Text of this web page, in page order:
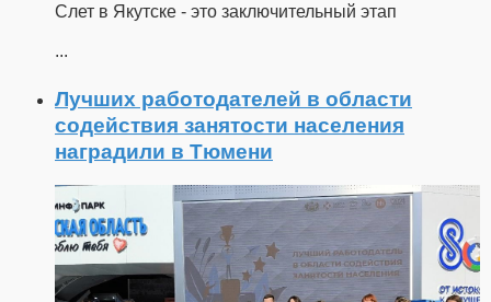
Слет в Якутске - это заключительный этап
...
Лучших работодателей в области
содействия занятости населения
наградили в Тюмени